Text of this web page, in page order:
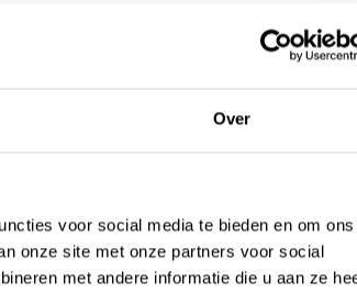
Over
voor social media te bieden en om ons
onze site met onze partners voor social
met andere informatie die u aan ze